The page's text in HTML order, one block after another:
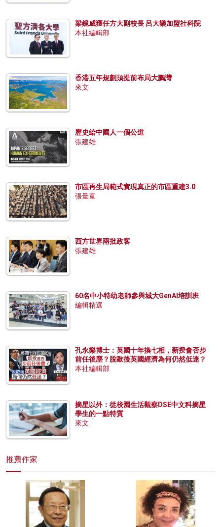
梁鏡威獲任方大副校長 呂大樂加盟社科院
本社編輯部
香港五年規劃須提前布局大鵬灣
來文
歷史給中國人一個公道
張建雄
市區再生局範式實現真正的市區重建3.0
張量童
西方世界兩批政客
張建雄
60名中小特幼老師參與城大GenAI培訓班
編輯精選
孔永樂博士：英國十年換七相，新揆會否步
前任後塵？脫歐後英國經濟為何仍然低迷？
本社編輯部
摘星以外：從校園生活觀察DSE中文科摘星
學生的一點特質
來文
推薦作家